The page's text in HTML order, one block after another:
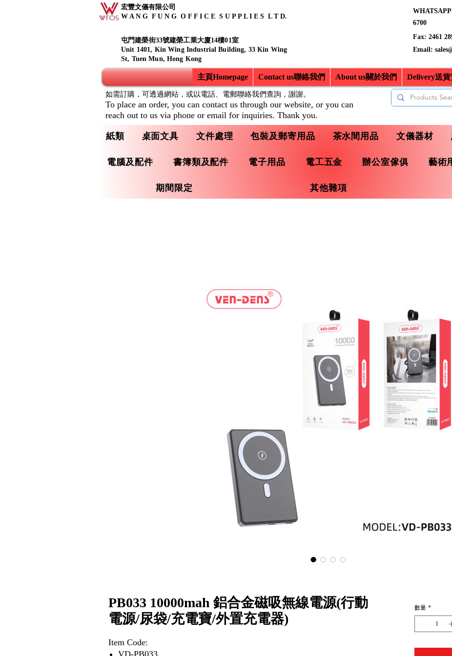
宏豐文儀有限公司
W A N G F U N G O F F I C E S U P P L I E S L T D.
屯門建榮街33號建榮工業大廈14樓01室
Unit 1401, Kin Wing Industrial Building, 33 Kin Wing
St, Tuen Mun, Hong Kong
6700
Fax: 2461
Email:
主頁Homepage Contact us聯絡我們 About us關於我們 Delivery送
紙類 桌面文具 文件處理 包裝及郵寄用品 茶水間用品 文儀器材
電腦及配件 書簿類及配件 電子用品 電工五金 辦公室傢俱 藝術
期間限定 其他雜項
如需訂購，可透過網站，或以電話、電郵聯絡我們查詢， 謝謝。
To place an order, you can contact us through our website, or you can
reach out to us via phone or email for inquiries. Thank you.
PB033 10000mah 鋁合金磁吸無線電源(行動
電源/尿袋/充電寶/外置充電器)
Item Code:
VD-PB033
數量 *